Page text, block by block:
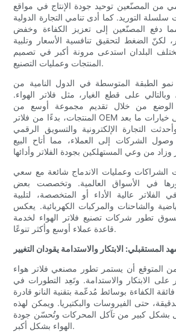
من المصنّعين توحيد جودة الإنتاج في مواقع
سلسلة التوريد. كما أدى تنامي التجارة الدولية
دفع المصنّعين إلى تعزيز الكفاءة وخفض
لكنّ الضغط لتحقيق تنافسية الأسعار وتلبية
البلدان استدعى مرونة أكبر في تصميم
المنتجات وعمليات التصنيع.
الطبقة المتوسطة في الدول النامية من
على قطع الغيار، مثل فلاتر الهواء.
الوضع من خلال تقديم مجموعة أوسع من
المنتجات، بدءًا من فلاتر OEM عالية الجودة ووصولًا إلى خيارات ما بعد
التجارة الإلكترونية والتسويق الرقمي
الشركات إلى العملاء، مما أتاح البيع
الشراكات وعمليات الاندماج شائعة مع سعي
في الأسواق العالمية. وتخصصت بعض
عالية الأداء أو المتخصصة، لتلبية
والشاحنات والمركبات الكهربائية. يعكس
تطور شركات تصنيع فلاتر الهواء لخدمة
قاعدة عملاء أوسع وأكثر تنوعًا.
المستقبلي: الابتكار والاستدامة يقودان التغيير
المتوقع أن يستمر تطور مصنعي فلاتر هواء
على الابتكار والاستدامة. وتَعِد التطورات في
الكفاءة بوسائط مُدعّمة بتقنية النانو قادرة
حتى الفيروسات والبكتيريا. ويمكن لهذه
بشكل كبير من تآكل المحركات وتُحسّن جودة
الهواء بشكل أكبر.